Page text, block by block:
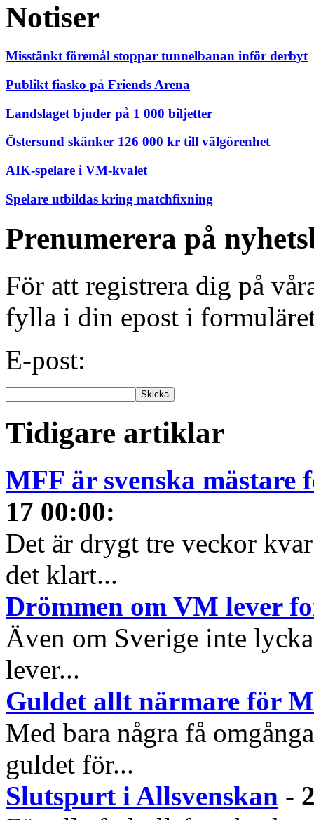
Notiser
Misstänkt föremål stoppar tunnelbanan inför derbyt
Publikt fiasko på Friends Arena
Landslaget bjuder på 1 000 biljetter
Östersund skänker 126 000 kr till välgörenhet
AIK-spelare i VM-kvalet
Spelare utbildas kring matchfixning
Prenumerera på
För att registrera dig på
fylla i din epost i
E-post:
Tidigare artiklar
MFF är svenska mästare
17 00:00:
Det är drygt tre veckor
det klart...
Drömmen om VM lever
Även om Sverige inte
lever...
Guldet allt närmare för
Med bara några få
guldet för...
Slutspurt i Allsvenskan -